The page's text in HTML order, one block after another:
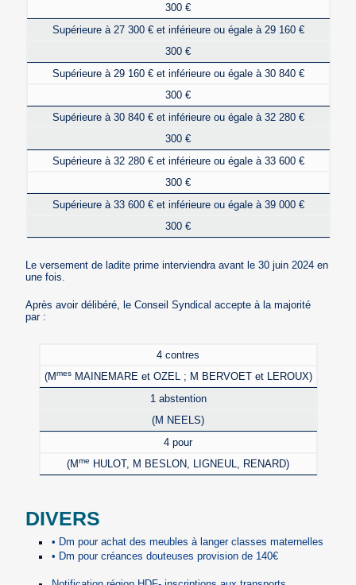
300 €
Supérieure à 27 300 € et inférieure ou égale à 29 160 €
300 €
Supérieure à 29 160 € et inférieure ou égale à 30 840 €
300 €
Supérieure à 30 840 € et inférieure ou égale à 32 280 €
300 €
Supérieure à 32 280 € et inférieure ou égale à 33 600 €
300 €
Supérieure à 33 600 € et inférieure ou égale à 39 000 €
300 €
Le versement de ladite prime interviendra avant le 30 juin 2024 en
une fois.
Après avoir délibéré, le Conseil Syndical accepte à la majorité
par :
4 contres
(MmesMAINEMARE et OZEL ; M BERVOET et LEROUX)
1 abstention
(M NEELS)
4 pour
(Mme HULOT, M BESLON, LIGNEUL, RENARD)
DIVERS
• Dm pour achat des meubles à langer classes maternelles
• Dm pour créances douteuses provision de 140€